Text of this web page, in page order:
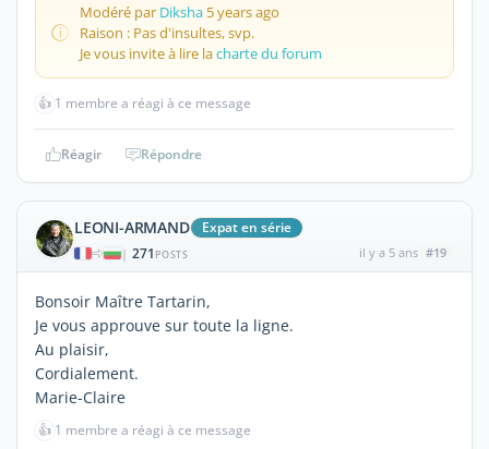
Modéré par Diksha 5 years ago
Raison : Pas d'insultes, svp.
Je vous invite à lire lacharte du forum
👍 1 membre a réagi à ce message
Réagir Répondre
LEONI-ARMAND Expat en série
| 271 POSTS il y a 5 ans #19
Bonsoir Maître Tartarin,
Je vous approuve sur toute la ligne.
Au plaisir,
Cordialement.
Marie-Claire
👍 1 membre a réagi à ce message